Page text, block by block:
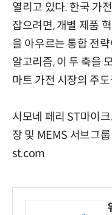
열리고 있다. 한국 가
잡으려면, 개별 제품
을 아우르는 통합 전
알고리즘, 이 두 축을
마트 가전 시장의 주
시모네 페리 ST마이
장 및 MEMS 서브그
st.com